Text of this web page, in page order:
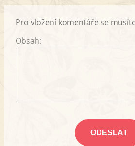
Pro vložení komentáře se musíte
Obsah: